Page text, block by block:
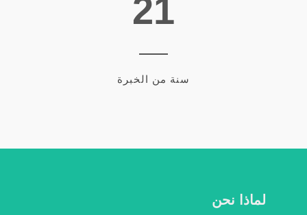
21
سنة من الخبرة
لماذا نحن